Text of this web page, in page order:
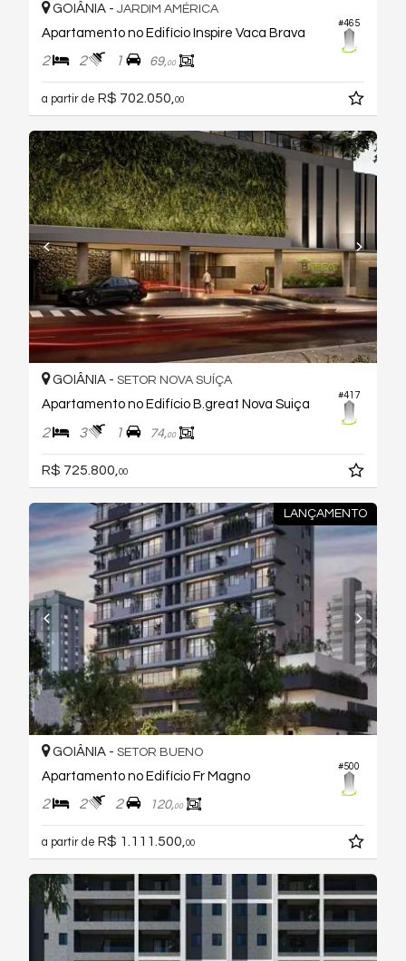
#465
GOIÂNIA - JARDIM AMÉRICA
Apartamento no Edifício Inspire Vaca Brava
2 2 1 69,00
a partir de R$ 702.050, 00
#417
GOIÂNIA - SETOR NOVA SUÍÇA
Apartamento no Edifício B.great Nova Suiça
2 3 1 74,00
R$ 725.800, 00
LANÇAMENTO
#500
GOIÂNIA - SETOR BUENO
Apartamento no Edifício Fr Magno
2 2 2 120,00
a partir de R$ 1.111.500, 00